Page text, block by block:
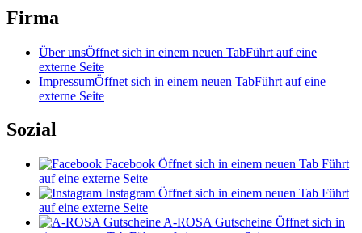
Firma
Über unsÖffnet sich in einem neuen TabFührt auf eine
externe Seite
ImpressumÖffnet sich in einem neuen TabFührt auf eine
externe Seite
Sozial
Facebook Öffnet sich in einem neuen Tab Führt
auf eine externe Seite
Instagram Öffnet sich in einem neuen Tab Führt
auf eine externe Seite
A-ROSA Gutscheine Öffnet sich in